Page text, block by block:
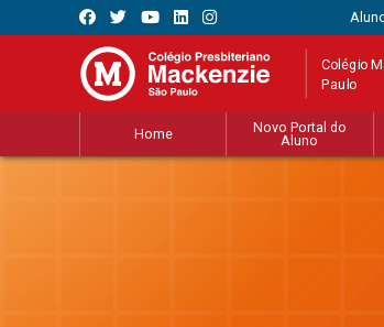
Colégio
Paulo
Home
Novo Portal do
Aluno